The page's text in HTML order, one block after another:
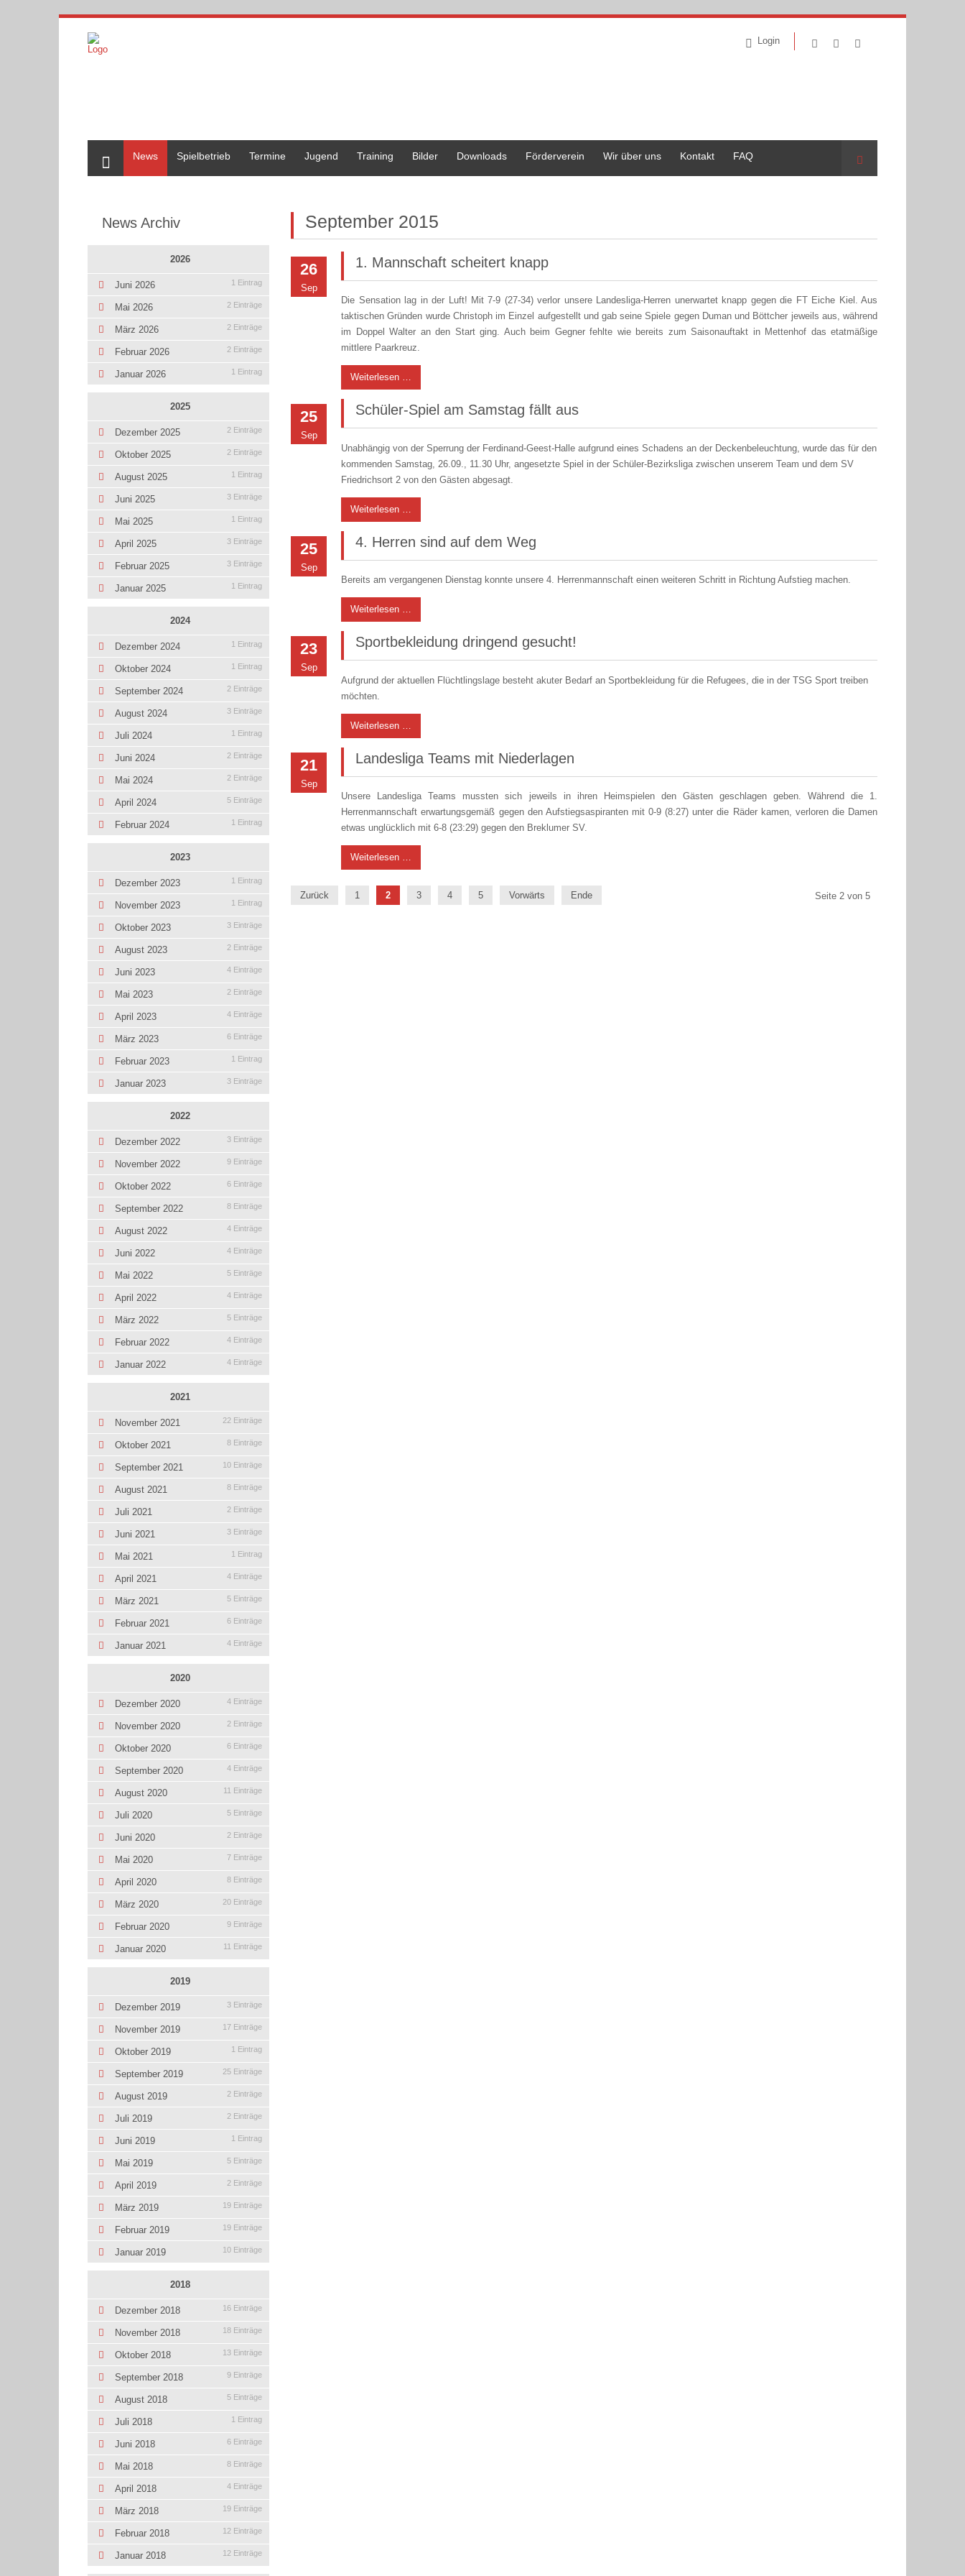
Login
News
Spielbetrieb Termine Jugend Training Bilder Downloads Förderverein Wir über uns Kontakt FAQ Suche
September 2015
26
Sep
1. Mannschaft scheitert knapp
Die Sensation lag in der Luft! Mit 7-9 (27-34) verlor unsere Landesliga-Herren unerwartet knapp gegen die FT Eiche Kiel. Aus
taktischen Gründen wurde Christoph im Einzel aufgestellt und gab seine Spiele gegen Duman und Böttcher jeweils aus, während
im Doppel Walter an den Start ging. Auch beim Gegner fehlte wie bereits zum Saisonauftakt in Mettenhof das etatmäßige
mittlere Paarkreuz.
Weiterlesen …
25
Sep
Schüler-Spiel am Samstag fällt aus
Unabhängig von der Sperrung der Ferdinand-Geest-Halle aufgrund eines Schadens an der Deckenbeleuchtung, wurde das für den
kommenden Samstag, 26.09., 11.30 Uhr, angesetzte Spiel in der Schüler-Bezirksliga zwischen unserem Team und dem SV
Friedrichsort 2 von den Gästen abgesagt.
Weiterlesen …
25
Sep
4. Herren sind auf dem Weg
Bereits am vergangenen Dienstag konnte unsere 4. Herrenmannschaft einen weiteren Schritt in Richtung Aufstieg machen.
Weiterlesen …
23
Sep
Sportbekleidung dringend gesucht!
Aufgrund der aktuellen Flüchtlingslage besteht akuter Bedarf an Sportbekleidung für die Refugees, die in der TSG Sport treiben
möchten.
Weiterlesen …
21
Sep
Landesliga Teams mit Niederlagen
Unsere Landesliga Teams mussten sich jeweils in ihren Heimspielen den Gästen geschlagen geben. Während die 1.
Herrenmannschaft erwartungsgemäß gegen den Aufstiegsaspiranten mit 0-9 (8:27) unter die Räder kamen, verloren die Damen
etwas unglücklich mit 6-8 (23:29) gegen den Breklumer SV.
Weiterlesen …
Seite 2 von 5
Zurück 1 2 3 4 5 Vorwärts Ende
News Archiv
2026
Juni 2026 1 Eintrag
Mai 2026 2 Einträge
März 2026 2 Einträge
Februar 2026 2 Einträge
Januar 2026 1 Eintrag
2025
Dezember 2025 2 Einträge
Oktober 2025 2 Einträge
August 2025 1 Eintrag
Juni 2025 3 Einträge
Mai 2025 1 Eintrag
April 2025 3 Einträge
Februar 2025 3 Einträge
Januar 2025 1 Eintrag
2024
Dezember 2024 1 Eintrag
Oktober 2024 1 Eintrag
September 2024 2 Einträge
August 2024 3 Einträge
Juli 2024 1 Eintrag
Juni 2024 2 Einträge
Mai 2024 2 Einträge
April 2024 5 Einträge
Februar 2024 1 Eintrag
2023
Dezember 2023 1 Eintrag
November 2023 1 Eintrag
Oktober 2023 3 Einträge
August 2023 2 Einträge
Juni 2023 4 Einträge
Mai 2023 2 Einträge
April 2023 4 Einträge
März 2023 6 Einträge
Februar 2023 1 Eintrag
Januar 2023 3 Einträge
2022
Dezember 2022 3 Einträge
November 2022 9 Einträge
Oktober 2022 6 Einträge
September 2022 8 Einträge
August 2022 4 Einträge
Juni 2022 4 Einträge
Mai 2022 5 Einträge
April 2022 4 Einträge
März 2022 5 Einträge
Februar 2022 4 Einträge
Januar 2022 4 Einträge
2021
November 2021 22 Einträge
Oktober 2021 8 Einträge
September 2021 10 Einträge
August 2021 8 Einträge
Juli 2021 2 Einträge
Juni 2021 3 Einträge
Mai 2021 1 Eintrag
April 2021 4 Einträge
März 2021 5 Einträge
Februar 2021 6 Einträge
Januar 2021 4 Einträge
2020
Dezember 2020 4 Einträge
November 2020 2 Einträge
Oktober 2020 6 Einträge
September 2020 4 Einträge
August 2020 11 Einträge
Juli 2020 5 Einträge
Juni 2020 2 Einträge
Mai 2020 7 Einträge
April 2020 8 Einträge
März 2020 20 Einträge
Februar 2020 9 Einträge
Januar 2020 11 Einträge
2019
Dezember 2019 3 Einträge
November 2019 17 Einträge
Oktober 2019 1 Eintrag
September 2019 25 Einträge
August 2019 2 Einträge
Juli 2019 2 Einträge
Juni 2019 1 Eintrag
Mai 2019 5 Einträge
April 2019 2 Einträge
März 2019 19 Einträge
Februar 2019 19 Einträge
Januar 2019 10 Einträge
2018
Dezember 2018 16 Einträge
November 2018 18 Einträge
Oktober 2018 13 Einträge
September 2018 9 Einträge
August 2018 5 Einträge
Juli 2018 1 Eintrag
Juni 2018 6 Einträge
Mai 2018 8 Einträge
April 2018 4 Einträge
März 2018 19 Einträge
Februar 2018 12 Einträge
Januar 2018 12 Einträge